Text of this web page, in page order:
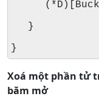
}
}
Xoá một phần tử
băm mở